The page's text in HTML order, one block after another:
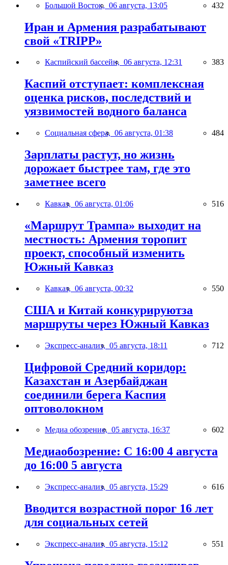
Большой Восток, 06 августа, 13:05 432
Иран и Армения разрабатывают
свой «TRIPP»
Каспийский бассейн, 06 августа, 12:31 383
Каспий отступает: комплексная
оценка рисков, последствий и
уязвимостей водного баланса
Социальная сфера, 06 августа, 01:38 484
Зарплаты растут, но жизнь
дорожает быстрее там, где это
заметнее всего
Кавказ, 06 августа, 01:06 516
«Маршрут Трампа» выходит на
местность: Армения торопит
проект, способный изменить
Южный Кавказ
Кавказ, 06 августа, 00:32 550
США и Китай конкурируютза
маршруты через Южный Кавказ
Экспресс-анализ, 05 августа, 18:11 712
Цифровой Средний коридор:
Казахстан и Азербайджан
соединили берега Каспия
оптоволокном
Медиа обозрение, 05 августа, 16:37 602
Медиаобозрение: С 16:00 4 августа
до 16:00 5 августа
Экспресс-анализ, 05 августа, 15:29 616
Вводится возрастной порог 16 лет
для социальных сетей
Экспресс-анализ, 05 августа, 15:12 551